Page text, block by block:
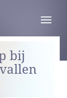
Toggle
bij